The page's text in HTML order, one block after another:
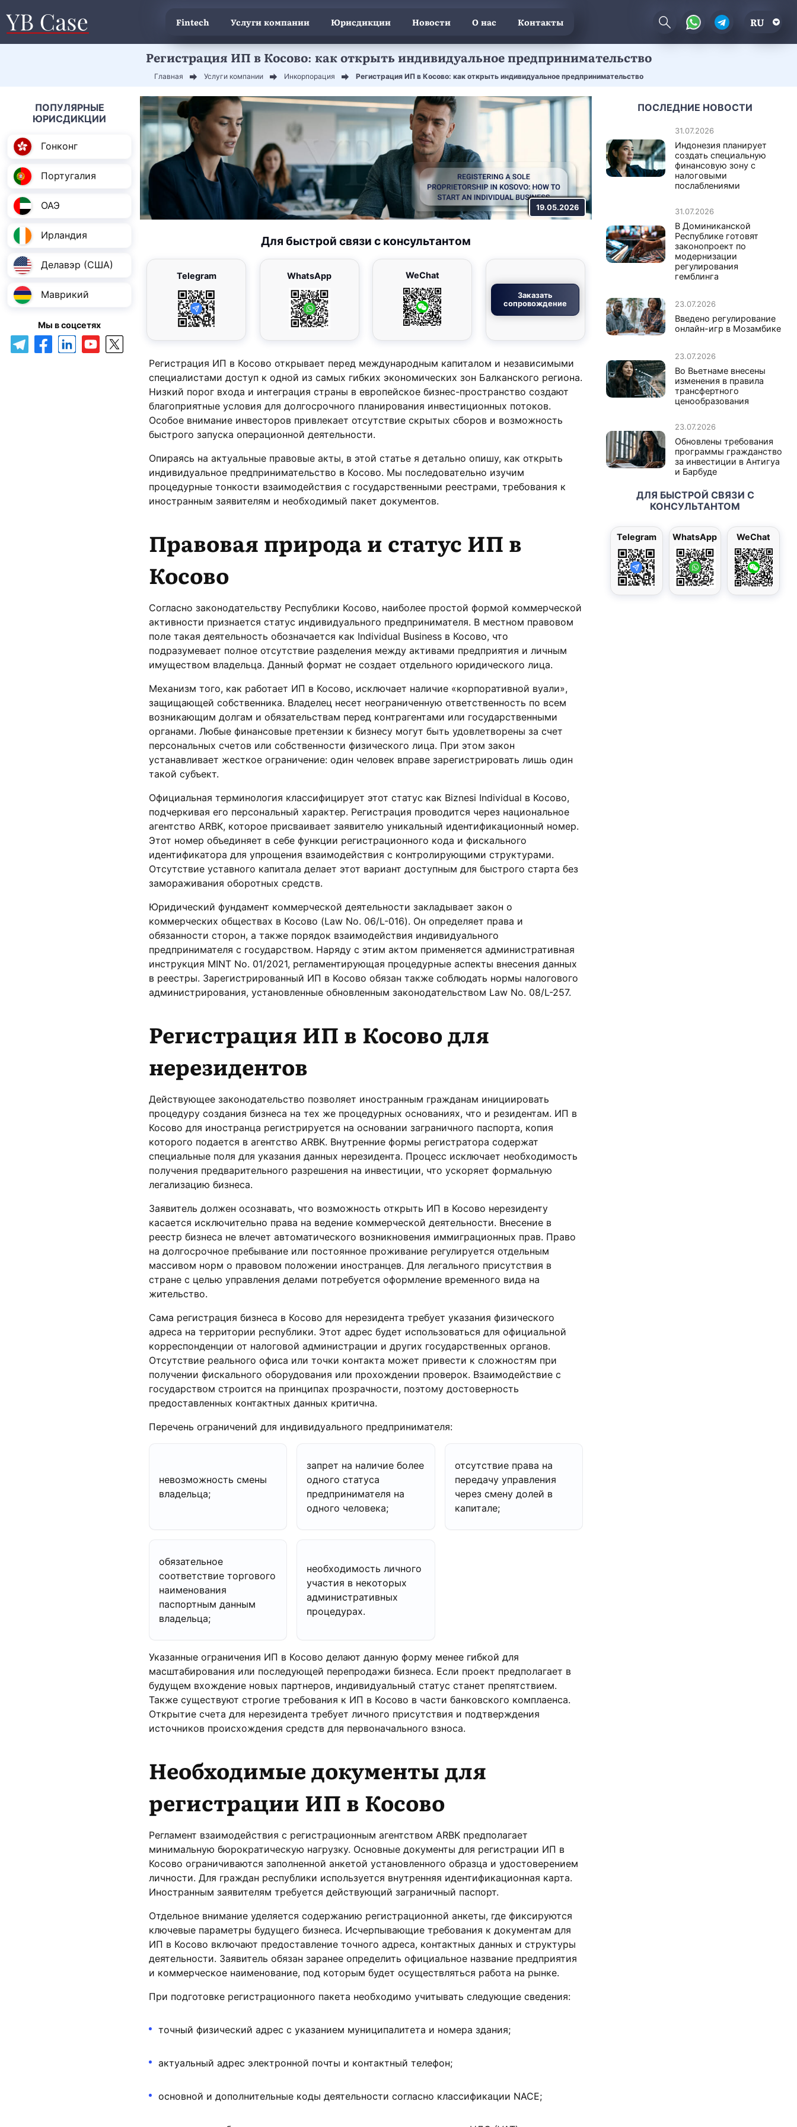
Fintech Услуги компании Юрисдикции Новости О нас Контакты RU
Регистрация ИП в Косово: как открыть индивидуальное предпринимательство
Главная Услуги компании Инкорпорация Регистрация ИП в Косово: как открыть индивидуальное предпринимательство
ПОПУЛЯРНЫЕ
ЮРИСДИКЦИИ
Гонконг
Португалия
ОАЭ
Ирландия
Делавэр (США)
Маврикий
Мы в соцсетях
19.05.2026
Для быстрой связи с консультантом
Telegram WhatsApp WeChat
Заказать
сопровождение
Регистрация ИП в Косово открывает перед международным капиталом и независимыми
специалистами доступ к одной из самых гибких экономических зон Балканского региона.
Низкий порог входа и интеграция страны в европейское бизнес-пространство создают
благоприятные условия для долгосрочного планирования инвестиционных потоков.
Особое внимание инвесторов привлекает отсутствие скрытых сборов и возможность
быстрого запуска операционной деятельности.
Опираясь на актуальные правовые акты, в этой статье я детально опишу, как открыть
индивидуальное предпринимательство в Косово. Мы последовательно изучим
процедурные тонкости взаимодействия с государственными реестрами, требования к
иностранным заявителям и необходимый пакет документов.
Правовая природа и статус ИП в
Косово
Согласно законодательству Республики Косово, наиболее простой формой коммерческой
активности признается статус индивидуального предпринимателя. В местном правовом
поле такая деятельность обозначается как Individual Business в Косово, что
подразумевает полное отсутствие разделения между активами предприятия и личным
имуществом владельца. Данный формат не создает отдельного юридического лица.
Механизм того, как работает ИП в Косово, исключает наличие «корпоративной вуали»,
защищающей собственника. Владелец несет неограниченную ответственность по всем
возникающим долгам и обязательствам перед контрагентами или государственными
органами. Любые финансовые претензии к бизнесу могут быть удовлетворены за счет
персональных счетов или собственности физического лица. При этом закон
устанавливает жесткое ограничение: один человек вправе зарегистрировать лишь один
такой субъект.
Официальная терминология классифицирует этот статус как Biznesi Individual в Косово,
подчеркивая его персональный характер. Регистрация проводится через национальное
агентство ARBK, которое присваивает заявителю уникальный идентификационный номер.
Этот номер объединяет в себе функции регистрационного кода и фискального
идентификатора для упрощения взаимодействия с контролирующими структурами.
Отсутствие уставного капитала делает этот вариант доступным для быстрого старта без
замораживания оборотных средств.
Юридический фундамент коммерческой деятельности закладывает закон о
коммерческих обществах в Косово (Law No. 06/L-016). Он определяет права и
обязанности сторон, а также порядок взаимодействия индивидуального
предпринимателя с государством. Наряду с этим актом применяется административная
инструкция MINT No. 01/2021, регламентирующая процедурные аспекты внесения данных
в реестры. Зарегистрированный ИП в Косово обязан также соблюдать нормы налогового
администрирования, установленные обновленным законодательством Law No. 08/L-257.
Регистрация ИП в Косово для
нерезидентов
Действующее законодательство позволяет иностранным гражданам инициировать
процедуру создания бизнеса на тех же процедурных основаниях, что и резидентам. ИП в
Косово для иностранца регистрируется на основании заграничного паспорта, копия
которого подается в агентство ARBK. Внутренние формы регистратора содержат
специальные поля для указания данных нерезидента. Процесс исключает необходимость
получения предварительного разрешения на инвестиции, что ускоряет формальную
легализацию бизнеса.
Заявитель должен осознавать, что возможность открыть ИП в Косово нерезиденту
касается исключительно права на ведение коммерческой деятельности. Внесение в
реестр бизнеса не влечет автоматического возникновения иммиграционных прав. Право
на долгосрочное пребывание или постоянное проживание регулируется отдельным
массивом норм о правовом положении иностранцев. Для легального присутствия в
стране с целью управления делами потребуется оформление временного вида на
жительство.
Сама регистрация бизнеса в Косово для нерезидента требует указания физического
адреса на территории республики. Этот адрес будет использоваться для официальной
корреспонденции от налоговой администрации и других государственных органов.
Отсутствие реального офиса или точки контакта может привести к сложностям при
получении фискального оборудования или прохождении проверок. Взаимодействие с
государством строится на принципах прозрачности, поэтому достоверность
предоставленных контактных данных критична.
Перечень ограничений для индивидуального предпринимателя:
невозможность смены
владельца;
запрет на наличие более
одного статуса
предпринимателя на
одного человека;
отсутствие права на
передачу управления
через смену долей в
капитале;
обязательное
соответствие торгового
наименования
паспортным данным
владельца;
необходимость личного
участия в некоторых
административных
процедурах.
Указанные ограничения ИП в Косово делают данную форму менее гибкой для
масштабирования или последующей перепродажи бизнеса. Если проект предполагает в
будущем вхождение новых партнеров, индивидуальный статус станет препятствием.
Также существуют строгие требования к ИП в Косово в части банковского комплаенса.
Открытие счета для нерезидента требует личного присутствия и подтверждения
источников происхождения средств для первоначального взноса.
Необходимые документы для
регистрации ИП в Косово
Регламент взаимодействия с регистрационным агентством ARBK предполагает
минимальную бюрократическую нагрузку. Основные документы для регистрации ИП в
Косово ограничиваются заполненной анкетой установленного образца и удостоверением
личности. Для граждан республики используется внутренняя идентификационная карта.
Иностранным заявителям требуется действующий заграничный паспорт.
Отдельное внимание уделяется содержанию регистрационной анкеты, где фиксируются
ключевые параметры будущего бизнеса. Исчерпывающие требования к документам для
ИП в Косово включают предоставление точного адреса, контактных данных и структуры
деятельности. Заявитель обязан заранее определить официальное название предприятия
и коммерческое наименование, под которым будет осуществляться работа на рынке.
При подготовке регистрационного пакета необходимо учитывать следующие сведения:
точный физический адрес с указанием муниципалитета и номера здания;
актуальный адрес электронной почты и контактный телефон;
основной и дополнительные коды деятельности согласно классификации NACE;
ПОСЛЕДНИЕ НОВОСТИ
31.07.2026
Индонезия планирует
создать специальную
финансовую зону с
налоговыми
послаблениями
31.07.2026
В Доминиканской
Республике готовят
законопроект по
модернизации
регулирования
гемблинга
23.07.2026
Введено регулирование
онлайн-игр в Мозамбике
23.07.2026
Во Вьетнаме внесены
изменения в правила
трансфертного
ценообразования
23.07.2026
Обновлены требования
программы гражданство
за инвестиции в Антигуа
и Барбуде
ДЛЯ БЫСТРОЙ СВЯЗИ С
КОНСУЛЬТАНТОМ
Telegram WhatsApp WeChat